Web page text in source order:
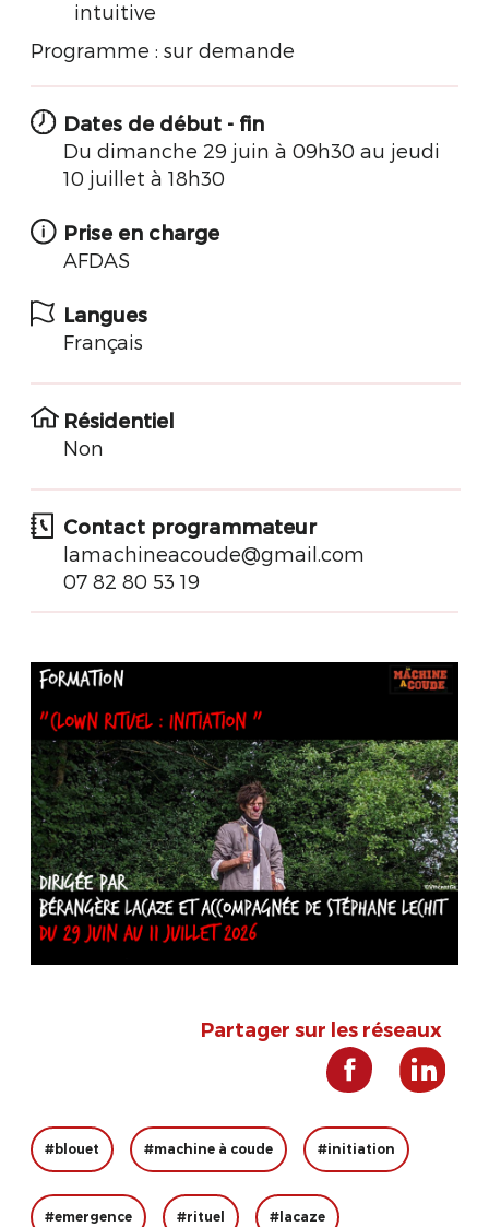
intuitive
Programme : sur demande
Dates de début - fin
Du dimanche 29 juin à 09h30 au jeudi
10 juillet à 18h30
Prise en charge
AFDAS
Langues
Français
Résidentiel
Non
Contact programmateur
lamachineacoude@gmail.com
07 82 80 53 19
Partager sur les réseaux
#blouet #machine à coude #initiation
#emergence #rituel #lacaze